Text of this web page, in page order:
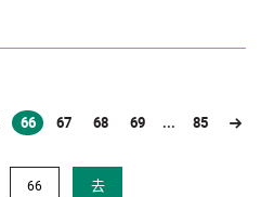
66
(current)
67 68 69 ... 85
去